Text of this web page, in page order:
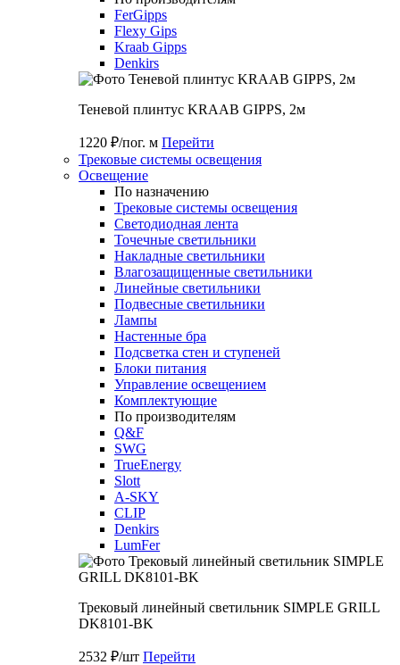
FerGipps
Flexy Gips
Kraab Gipps
Denkirs
Теневой плинтус KRAAB GIPPS, 2м
1220 ₽/пог. м Перейти
Трековые системы освещения
Освещение
По назначению
Трековые системы освещения
Светодиодная лента
Точечные светильники
Накладные светильники
Влагозащищенные светильники
Линейные светильники
Подвесные светильники
Лампы
Настенные бра
Подсветка стен и ступеней
Блоки питания
Управление освещением
Комплектующие
По производителям
Q&F
SWG
TrueEnergy
Slott
A-SKY
CLIP
Denkirs
LumFer
Трековый линейный светильник SIMPLE GRILL
DK8101-BK
2532 ₽/шт Перейти